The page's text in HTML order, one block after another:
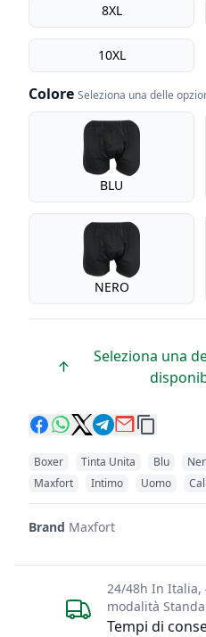
8XL
10XL
Colore Seleziona una delle
Colore
BLU
NERO
Seleziona una
Boxer Tinta Unita Blu
Maxfort
Intimo Uomo
Brand Maxfort
Tempi di
24/48h In Italia,
modalità